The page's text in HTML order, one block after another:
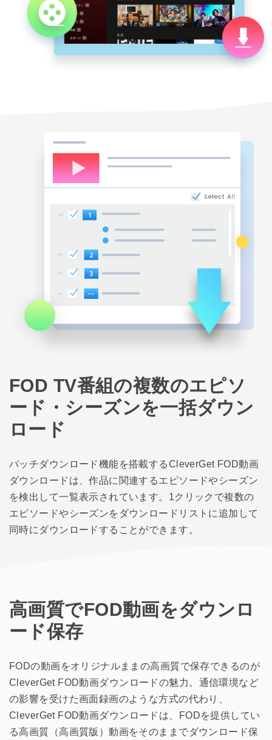
FOD TV番組の複数のエピソ
ード・シーズンを一括ダウン
ロード
バッチダウンロード機能を搭載するCleverGet FOD動画
ダウンロードは、作品に関連するエピソードやシーズン
を検出して一覧表示されています。1クリックで複数の
エピソードやシーズンをダウンロードリストに追加して
同時にダウンロードすることができます。
高画質でFOD動画をダウンロ
ード保存
FODの動画をオリジナルままの高画質で保存できるのが
CleverGet FOD動画ダウンロードの魅力。通信環境など
の影響を受けた画面録画のような方式の代わり、
CleverGet FOD動画ダウンロードは、FODを提供してい
る高画質（高画質版）動画をそのままでダウンロード保